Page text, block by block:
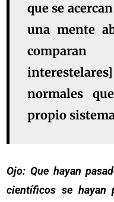
que se
una mente
normales
propio
Ojo: Que hayan
científicos se hayan